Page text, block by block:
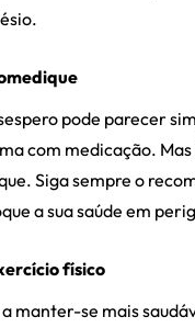
pode parecer
com medicação.
Siga sempre o
a sua saúde em
físico
manter-se mais